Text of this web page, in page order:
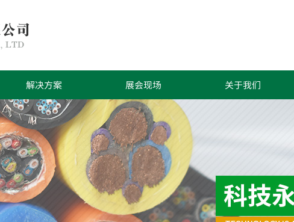
解决方案 展会现场 关于我们